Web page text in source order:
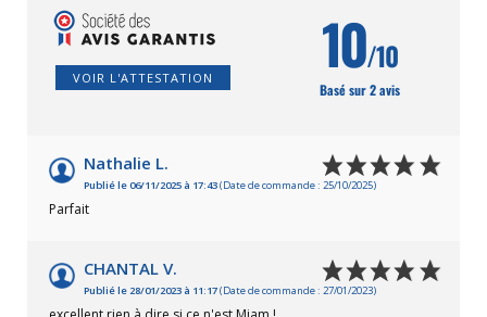
VOIR L'ATTESTATION 10/10
Basé sur 2 avis
Nathalie L.
Publié le 06/11/2025 à 17:43(Date de commande : 25/10/2025)
Parfait
CHANTAL V.
Publié le 28/01/2023 à 11:17(Date de commande : 27/01/2023)